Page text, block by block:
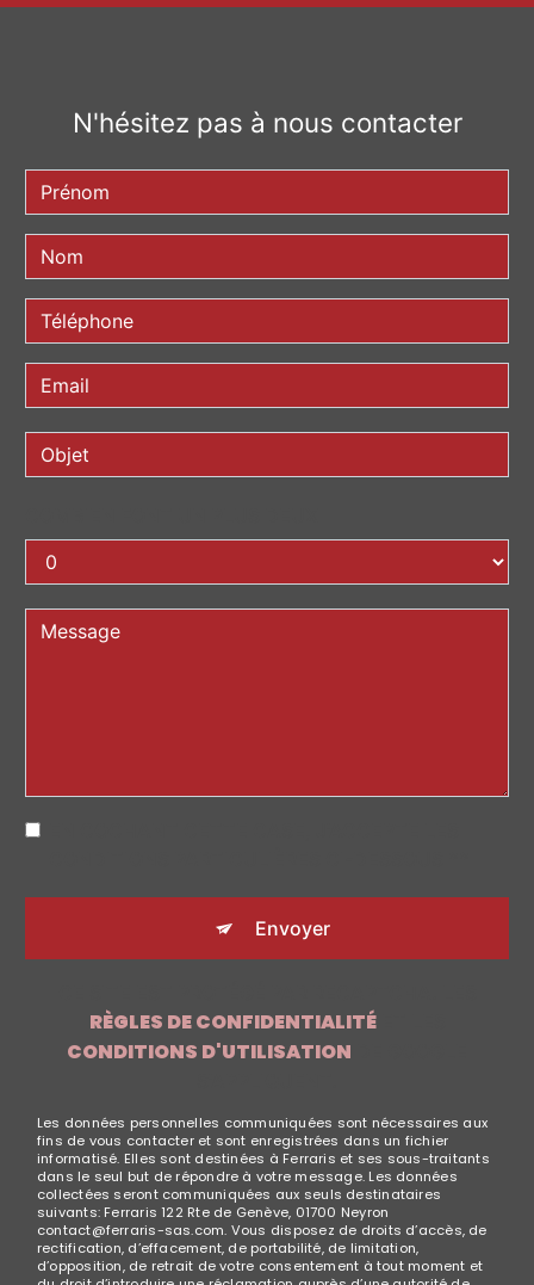
N'hésitez pas à nous contacter
Envoyer
RÈGLES DE CONFIDENTIALITÉET LES
CONDITIONS D'UTILISATION
Les données personnelles communiquées sont nécessaires aux
fins de vous contacter et sont enregistrées dans un fichier
informatisé. Elles sont destinées à Ferraris et ses sous-traitants
dans le seul but de répondre à votre message. Les données
collectées seront communiquées aux seuls destinataires
suivants: Ferraris 122 Rte de Genève, 01700 Neyron
contact@ferraris-sas.com. Vous disposez de droits d’accès, de
rectification, d’effacement, de portabilité, de limitation,
d’opposition, de retrait de votre consentement à tout moment et